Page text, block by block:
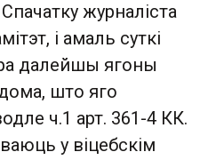
журналіста
і амаль суткі
далейшы ягоны
што яго
ч.1 арт. 361-4 КК.
у віцебскім